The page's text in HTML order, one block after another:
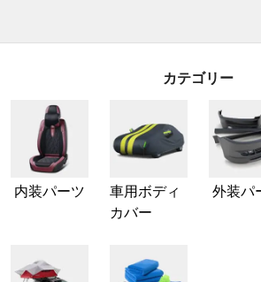
カテゴリー
内装パーツ
車用ボディ
カバー
外装パ